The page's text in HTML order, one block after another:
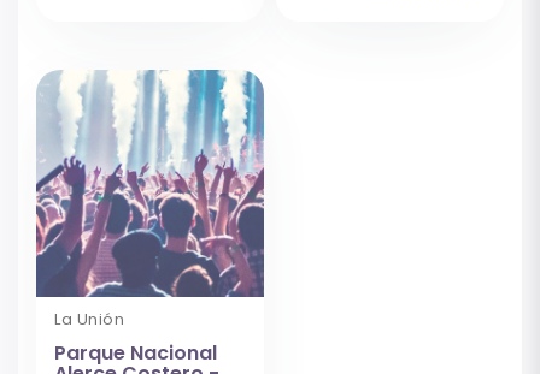
La Unión
Parque Nacional